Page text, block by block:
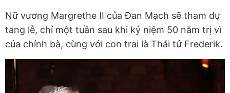
Nữ vương Margrethe II của Đan Mạch sẽ tham dự
tang lễ, chỉ một tuần sau khi kỷ niệm 50 năm trị vì
của chính bà, cùng với con trai là Thái tử Frederik.